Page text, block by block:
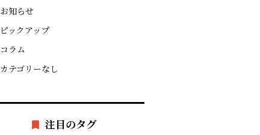
お知らせ
ピックアップ
コラム
カテゴリーなし
注目のタグ